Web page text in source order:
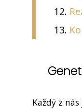
Každý z